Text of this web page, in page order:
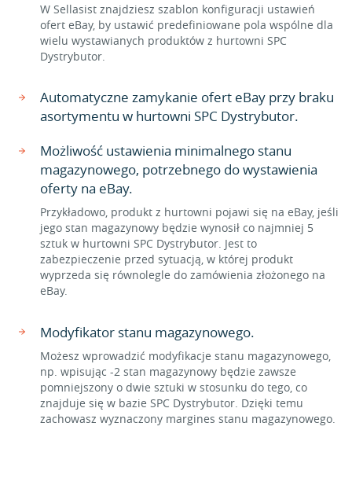
W Sellasist znajdziesz szablon konfiguracji ustawień
ofert eBay, by ustawić predefiniowane pola wspólne dla
wielu wystawianych produktów z hurtowni SPC
Dystrybutor.
Automatyczne zamykanie ofert eBay przy braku
asortymentu w hurtowni SPC Dystrybutor.
Możliwość ustawienia minimalnego stanu
magazynowego, potrzebnego do wystawienia
oferty na eBay.
Przykładowo, produkt z hurtowni pojawi się na eBay, jeśli
jego stan magazynowy będzie wynosił co najmniej 5
sztuk w hurtowni SPC Dystrybutor. Jest to
zabezpieczenie przed sytuacją, w której produkt
wyprzeda się równolegle do zamówienia złożonego na
eBay.
Modyfikator stanu magazynowego.
Możesz wprowadzić modyfikacje stanu magazynowego,
np. wpisując -2 stan magazynowy będzie zawsze
pomniejszony o dwie sztuki w stosunku do tego, co
znajduje się w bazie SPC Dystrybutor. Dzięki temu
zachowasz wyznaczony margines stanu magazynowego.